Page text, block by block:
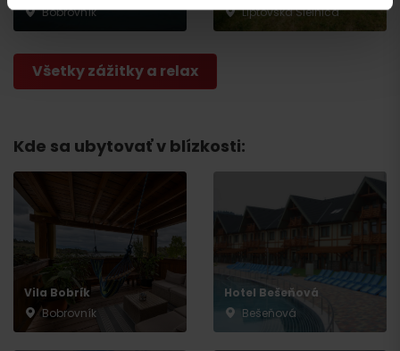
Bobrovník
Liptovská Sielnica
Všetky zážitky a relax
Kde sa ubytovať v blízkosti:
Vila Bobrík
Bobrovník
Hotel Bešeňová
Bešeňová
Odchod